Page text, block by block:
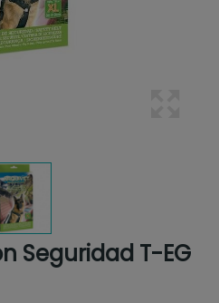
Seguridad T-EG